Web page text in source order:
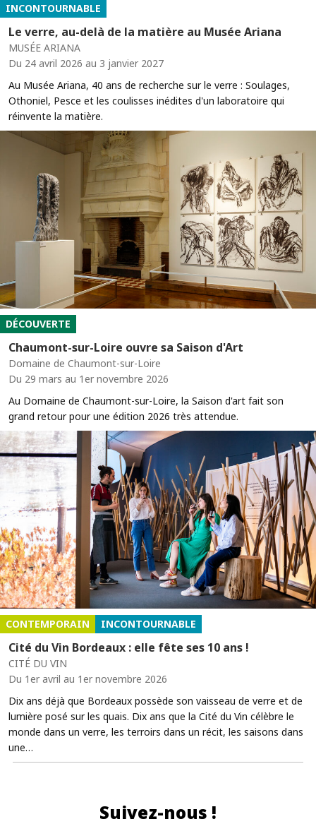
INCONTOURNABLE
Le verre, au-delà de la matière au Musée Ariana
MUSÉE ARIANA
Du 24 avril 2026 au 3 janvier 2027
Au Musée Ariana, 40 ans de recherche sur le verre : Soulages,
Othoniel, Pesce et les coulisses inédites d'un laboratoire qui
réinvente la matière.
DÉCOUVERTE
Chaumont-sur-Loire ouvre sa Saison d'Art
Domaine de Chaumont-sur-Loire
Du 29 mars au 1er novembre 2026
Au Domaine de Chaumont-sur-Loire, la Saison d'art fait son
grand retour pour une édition 2026 très attendue.
CONTEMPORAIN INCONTOURNABLE
Cité du Vin Bordeaux : elle fête ses 10 ans !
CITÉ DU VIN
Du 1er avril au 1er novembre 2026
Dix ans déjà que Bordeaux possède son vaisseau de verre et de
lumière posé sur les quais. Dix ans que la Cité du Vin célèbre le
monde dans un verre, les terroirs dans un récit, les saisons dans
une…
Suivez-nous !